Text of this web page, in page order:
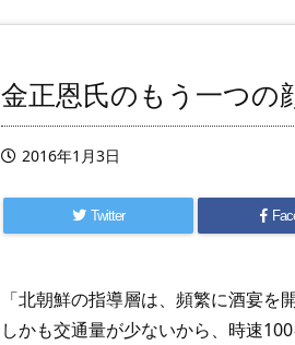
金正恩氏のもう一つの
2016年1月3日
Twitter
「北朝鮮の指導層は、頻繁に酒宴を
しかも交通量が少ないから、時速